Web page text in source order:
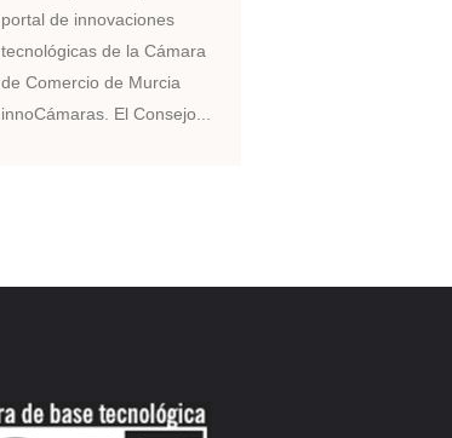
portal de innovaciones
tecnológicas de la Cámara
de Comercio de Murcia
innoCámaras. El Consejo...